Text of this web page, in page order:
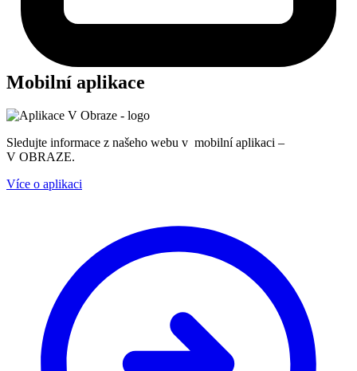
Mobilní aplikace
Sledujte informace z našeho webu v mobilní aplikaci –
V OBRAZE.
Více o aplikaci